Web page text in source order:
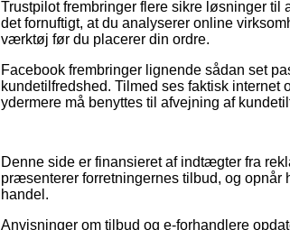
Trustpilot frembringer flere sikre løsninger til
det fornuftigt, at du analyserer online
værktøj før du placerer din ordre.
Facebook frembringer lignende sådan set
kundetilfredshed. Tilmed ses faktisk
ydermere må benyttes til afvejning af
Denne side er finansieret af indtægter fra
præsenterer forretningernes tilbud, og opnår
handel.
Anvisninger om tilbud og e-forhandlere